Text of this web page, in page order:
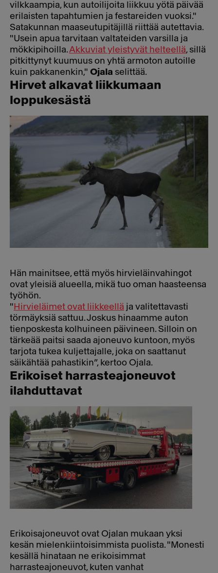
vilkkaampia, kun autoilijoita liikkuu yötä päivää
erilaisten tapahtumien ja festareiden vuoksi."
Satakunnan maaseutupitäjillä riittää autettavia.
"Usein apua tarvitaan valtateiden varsilla ja
mökkipihoilla. Akkuviat yleistyvät helteellä, sillä
pitkittynyt kuumuus on yhtä armoton autoille
kuin pakkanenkin," Ojala selittää.
Hirvet alkavat liikkumaan
loppukesästä
Hän mainitsee, että myös hirvieläinvahingot
ovat yleisiä alueella, mikä tuo oman haasteensa
työhön.
" Hirvieläimet ovat liikkeellä ja valitettavasti
törmäyksiä sattuu. Joskus hinaamme auton
tienposkesta kolhuineen päivineen. Silloin on
tärkeää paitsi saada ajoneuvo kuntoon, myös
tarjota tukea kuljettajalle, joka on saattanut
säikähtää pahastikin”, kertoo Ojala.
Erikoiset harrasteajoneuvot
ilahduttavat
Erikoisajoneuvot ovat Ojalan mukaan yksi
kesän mielenkiintoisimmista puolista. "Monesti
kesällä hinataan ne erikoisimmat
harrasteajoneuvot, kuten vanhat